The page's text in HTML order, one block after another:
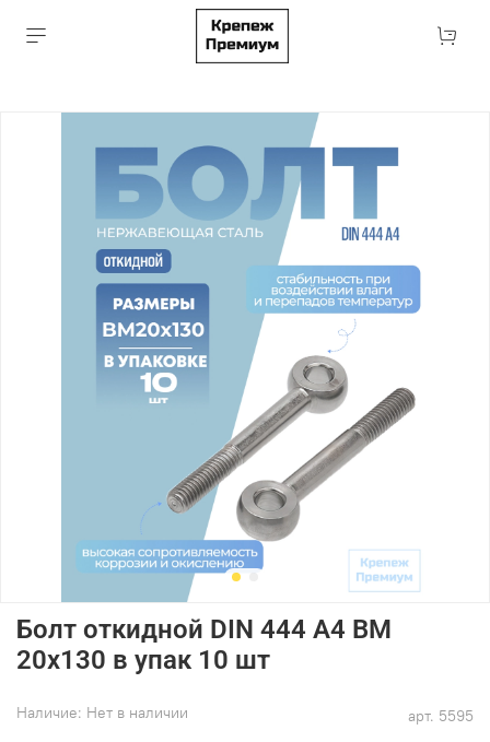
арт. 5595
Наличие: Нет в наличии
Болт откидной DIN 444 А4 BM
20х130 в упак 10 шт